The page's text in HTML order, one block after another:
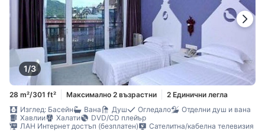
1/3
28 m²/301 ft² Максимално 2 възрастни
2 Единични легла
Изглед: Басейн
Вана Душ Огледало
Отделни душ и вана
Хавлии
Халати
DVD/CD плейър
ЛАН Интернет достъп (безплатен)
Сателитна/кабелна телевизия